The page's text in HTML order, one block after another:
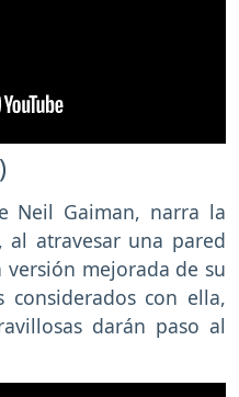
Neil Gaiman, narra la
atravesar una pared
versión mejorada de su
considerados con ella,
darán paso al